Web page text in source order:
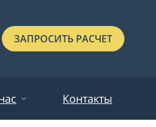
ЗАПРОСИТЬ РАСЧЕТ
Контакты